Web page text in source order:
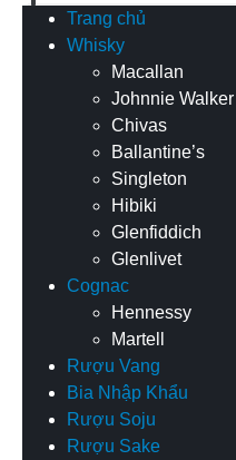
Trang chủ
Whisky
Macallan
Johnnie Walker
Chivas
Ballantine’s
Singleton
Hibiki
Glenfiddich
Glenlivet
Cognac
Hennessy
Martell
Rượu Vang
Bia Nhập Khẩu
Rượu Soju
Rượu Sake